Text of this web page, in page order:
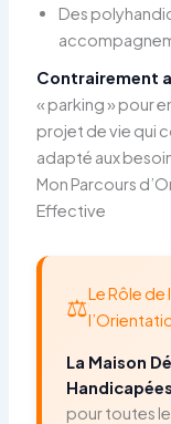
Des
Contrairement
« parking » pour
projet de vie qui
adapté aux
Mon Parcours
Effective
⚖️Le Rôle de
La Maison
pour toutes